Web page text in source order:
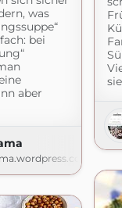
was
bei
aber